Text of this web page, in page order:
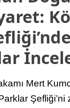
Mert
Şefliği’ni